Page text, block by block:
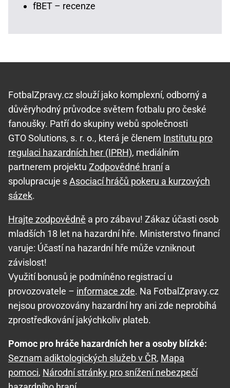
fBET – recenze
FotbalZpravy.cz slouží jako komplexní, odborný a
důvěryhodný průvodce světem fotbalu pro české
fanoušky. Patří do skupiny webů společnosti
GTO Solutions, s. r. o., která je členem Institutu pro
regulaci hazardních her (IPRH), mediálním
partnerem projektu Zodpovědné hranía
spolupracuje sAsociací hráčů pokeru a kurzových
sázek.
Hrajte zodpovědně a pro zábavu! Zákaz účasti osob
mladších 18 let na hazardní hře. Ministerstvo financí
varuje: Účastí na hazardní hře může vzniknout
závislost!
Využití bonusů je podmíněno registrací u
provozovatele – informace zde. Na FotbalZpravy.cz
nejsou provozovány hazardní hry ani zde neprobíhá
zprostředkování jakýchkoliv plateb.
Pomoc pro hráče hazardních her a osoby blízké:
Seznam adiktologických služeb v ČR, Mapa
pomoci, Národní stránky pro snížení nebezpečí